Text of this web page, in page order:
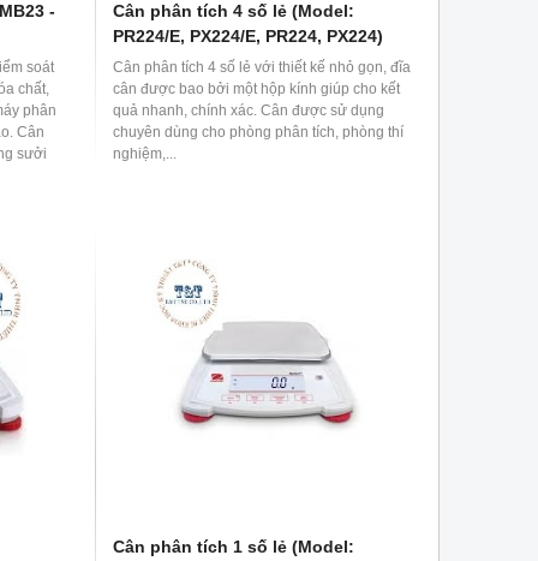
-
soát
chất,
phân
Cân
sưởi
Cân phân tích 4 số lẻ (Model:
PR224/E, PX224/E, PR224, PX224)
Cân phân tích 4 số lẻ với thiết kế nhỏ gọn, đĩa
cân được bao bởi một hộp kính giúp cho kết
quả nhanh, chính xác. Cân được sử dụng
chuyên dùng cho phòng phân tích, phòng thí
nghiệm,...
Cân phân tích 1 số lẻ (Model: